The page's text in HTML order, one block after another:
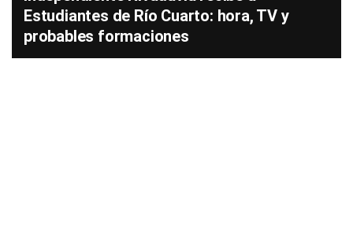
Estudiantes de Río Cuarto: hora, TV y
probables formaciones